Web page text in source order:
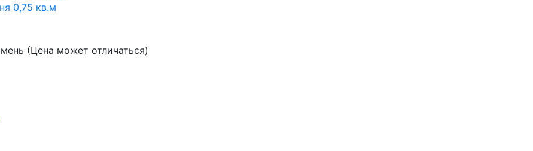
0,75 кв.м
(Цена может отличаться)